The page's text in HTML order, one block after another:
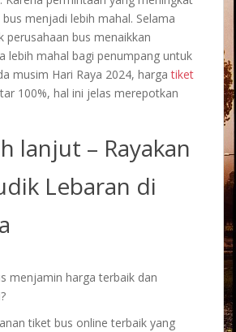
menjadi lebih mahal. Selama
perusahaan bus menaikkan
lebih mahal bagi penumpang untuk
musim Hari Raya 2024, hargatiket
100%, hal ini jelas merepotkan
lanjut – Rayakan
Lebaran di
menjamin harga terbaik dan
tiket bus online terbaik yang